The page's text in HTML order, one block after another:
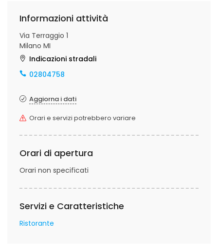
Informazioni attività
Via Terraggio 1
Milano MI
Indicazioni stradali
02804758
Aggiorna i dati
Orari e servizi potrebbero variare
Orari di apertura
Orari non specificati
Servizi e Caratteristiche
Ristorante